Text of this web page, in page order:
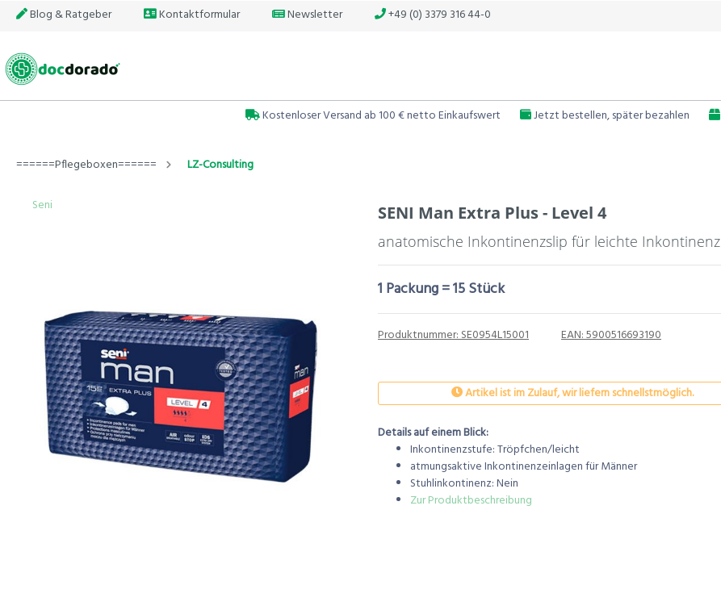
Blog & Ratgeber Kontaktformular Newsletter +49 (0) 3379 316 44-0
Kostenloser Versand ab 100 € netto Einkaufswert Jetzt bestellen, später bezahlen
======Pflegeboxen====== LZ-Consulting
Seni SENI Man Extra Plus - Level 4
anatomische Inkontinenzslip für leichte Inkontinenz
1 Packung = 15 Stück
Produktnummer:SE0954L15001 EAN:5900516693190
Artikel ist im Zulauf, wir liefern schnellstmöglich.
Details auf einem Blick:
Inkontinenzstufe: Tröpfchen/leicht
atmungsaktive Inkontinenzeinlagen für Männer
Stuhlinkontinenz: Nein
Zur Produktbeschreibung